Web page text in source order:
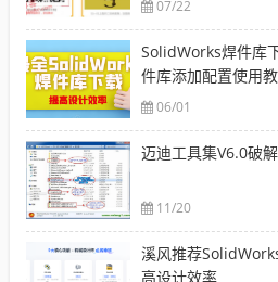
07/22
SolidWorks焊件库
件库添加配置使用
06/01
迈迪工具集V6.0破
11/20
溪风推荐
高设计效率